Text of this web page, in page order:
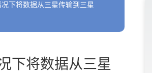
下将数据从三星传输到三星
下将数据从三星